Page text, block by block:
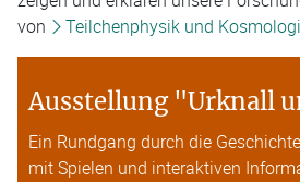
von
Teilchenphysik und
Ausstellung "Urknall
Ein Rundgang durch die
mit Spielen und interaktiven